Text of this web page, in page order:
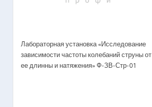
Лабораторная установка «Исследование
зависимости частоты колебаний струны от
ее длинны и натяжения» Ф-ЗВ-Стр-01